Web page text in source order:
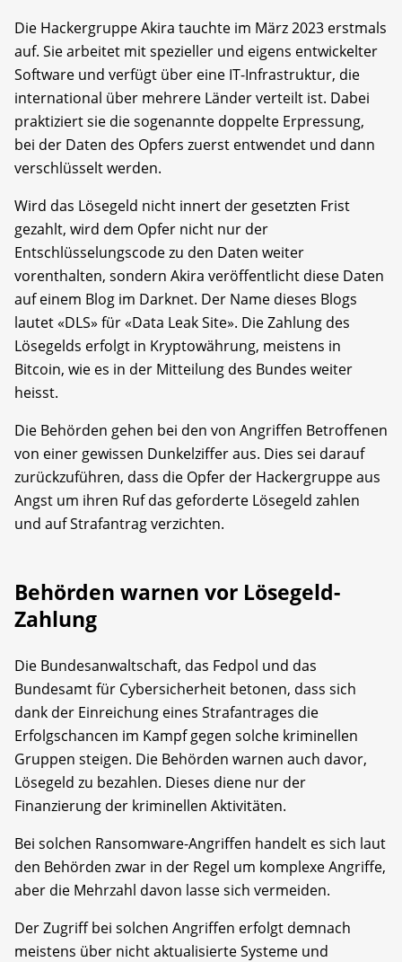
Die Hackergruppe Akira tauchte im März 2023 erstmals
auf. Sie arbeitet mit spezieller und eigens entwickelter
Software und verfügt über eine IT-Infrastruktur, die
international über mehrere Länder verteilt ist. Dabei
praktiziert sie die sogenannte doppelte Erpressung,
bei der Daten des Opfers zuerst entwendet und dann
verschlüsselt werden.
Wird das Lösegeld nicht innert der gesetzten Frist
gezahlt, wird dem Opfer nicht nur der
Entschlüsselungscode zu den Daten weiter
vorenthalten, sondern Akira veröffentlicht diese Daten
auf einem Blog im Darknet. Der Name dieses Blogs
lautet «DLS» für «Data Leak Site». Die Zahlung des
Lösegelds erfolgt in Kryptowährung, meistens in
Bitcoin, wie es in der Mitteilung des Bundes weiter
heisst.
Die Behörden gehen bei den von Angriffen Betroffenen
von einer gewissen Dunkelziffer aus. Dies sei darauf
zurückzuführen, dass die Opfer der Hackergruppe aus
Angst um ihren Ruf das geforderte Lösegeld zahlen
und auf Strafantrag verzichten.
Behörden warnen vor Lösegeld-
Zahlung
Die Bundesanwaltschaft, das Fedpol und das
Bundesamt für Cybersicherheit betonen, dass sich
dank der Einreichung eines Strafantrages die
Erfolgschancen im Kampf gegen solche kriminellen
Gruppen steigen. Die Behörden warnen auch davor,
Lösegeld zu bezahlen. Dieses diene nur der
Finanzierung der kriminellen Aktivitäten.
Bei solchen Ransomware-Angriffen handelt es sich laut
den Behörden zwar in der Regel um komplexe Angriffe,
aber die Mehrzahl davon lasse sich vermeiden.
Der Zugriff bei solchen Angriffen erfolgt demnach
meistens über nicht aktualisierte Systeme und